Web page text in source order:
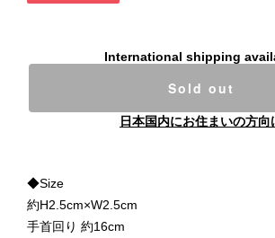
International shipping
Sold out
日本国内にお住まいの方向
◆Size
約H2.5cm×W2.5cm
手首回り 約16cm